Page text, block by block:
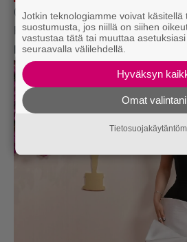
(Kuva: AOP)
Kristy Scott
Kristy Scottihastutti
Jotkin teknologiamme voivat käsitellä
suostumusta, jos niillä on siihen
vastustaa tätä tai muuttaa
seuraavalla välilehdellä.
Hyväksyn
Omat valintani